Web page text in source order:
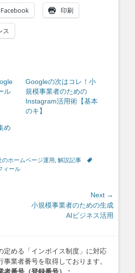
Facebook 印刷
ス
ル
Googleの次はコレ！小
規模事業者のための
Instagram活用術【基本
のキ】
め
のホームページ運用 解説記事
Tags
ィール
Next →
Next
小規模事業者のための生成
AIビジネス活用
定める「インボイス制度」に対応
事業者番号を取得しております。
者番号（登録番号）：